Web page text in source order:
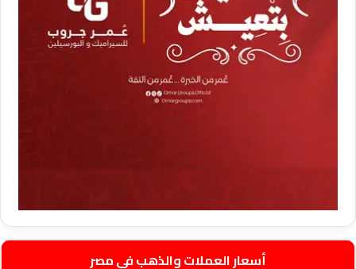
أسعار العملات والذهب في مصر